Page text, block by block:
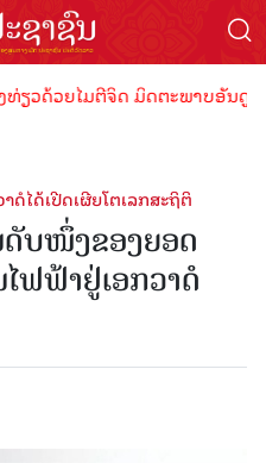
ດ້ວຍໄມຕີຈິດ ມິດຕະພາບອັນດູດດື່ມ
ໄດ້ເປີດເຜີຍໂຕເລກສະຖິຕິ
ບໜຶ່ງຂອງຍອດ
ຟຟ້າຢູ່ເອກວາດໍ